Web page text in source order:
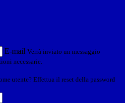
E-mail Verrà inviato un messaggio
necessarie.
utente? Effettua il reset della password